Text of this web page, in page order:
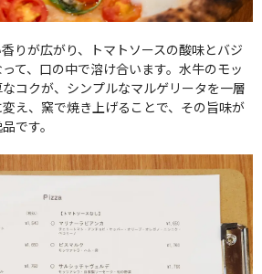
りが広がり、トマトソースの酸味とバジ
て、口の中で溶け合います。水牛のモッ
コクが、シンプルなマルゲリータを一層
え、窯で焼き上げることで、その旨味が
です。